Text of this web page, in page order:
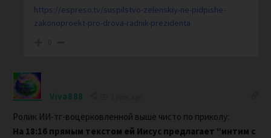
https://espreso.tv/suspilstvo-zelenskiy-ne-pidpishe-
zakonoproekt-pro-drova-radnik-prezidenta
Viva888
Ролик ИИ-тг-воцерковленной выше чисто по приколу:
На 18:16 прямым текстом ей Иисус предлагает “интим с